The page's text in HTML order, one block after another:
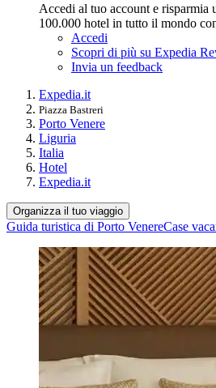
Accedi al tuo account e risparmia
100.000 hotel in tutto il mondo
Accedi
Scopri di più su Expedia
Invia un feedback
Expedia.it
Piazza Bastreri
Porto Venere
Liguria
Italia
Hotel
Expedia.it
Organizza il tuo viaggio
Guida turistica di Porto VenereCase